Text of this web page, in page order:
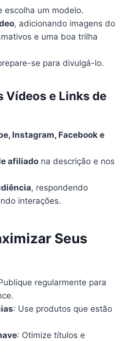
escolha um modelo.
, adicionando imagens do
e uma boa trilha
se para divulgá-lo.
Vídeos e Links de
Instagram, Facebook e
afiliado na descrição e nos
, respondendo
interações.
Seus
regularmente para
: Use produtos que estão
: Otimize títulos e